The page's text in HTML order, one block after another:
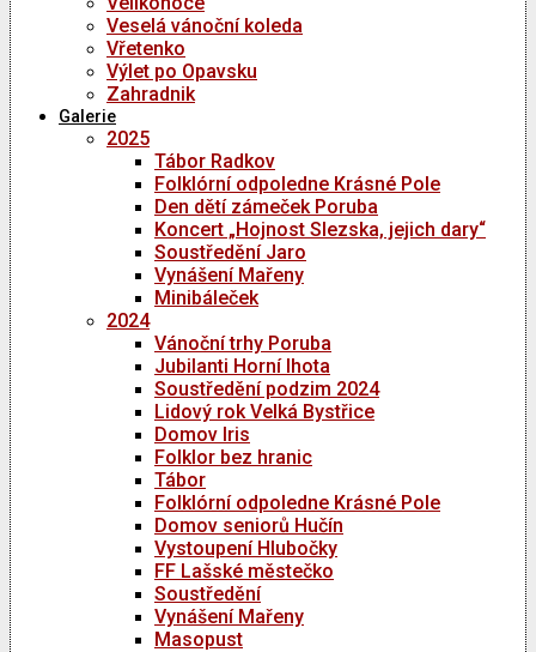
Veselá vánoční koleda
Vřetenko
Výlet po Opavsku
Zahradnik
Galerie
2025
Tábor Radkov
Folklórní odpoledne Krásné Pole
Den dětí zámeček Poruba
Koncert „Hojnost Slezska, jejich dary“
Soustředění Jaro
Vynášení Mařeny
Minibáleček
2024
Vánoční trhy Poruba
Jubilanti Horní lhota
Soustředění podzim 2024
Lidový rok Velká Bystřice
Domov Iris
Folklor bez hranic
Tábor
Folklórní odpoledne Krásné Pole
Domov seniorů Hučín
Vystoupení Hlubočky
FF Lašské městečko
Soustředění
Vynášení Mařeny
Masopust